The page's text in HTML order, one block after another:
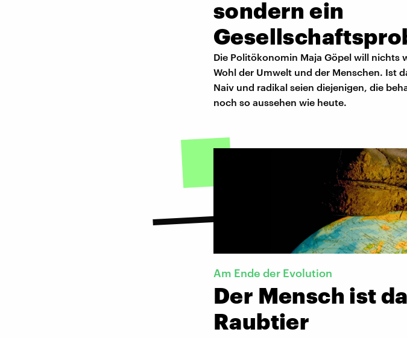
sondern ein
Die Politökonomin Maja Göpel will nichts
Wohl der Umwelt und der Menschen. Ist
Naiv und radikal seien diejenigen, die
noch so aussehen wie heute.
Am Ende der Evolution
Der Mensch ist
Raubtier